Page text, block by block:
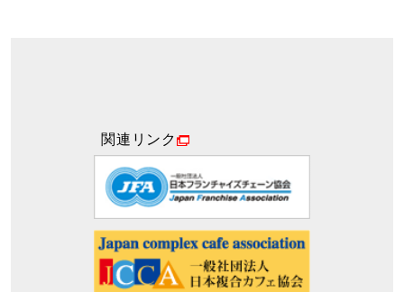
関連リンク